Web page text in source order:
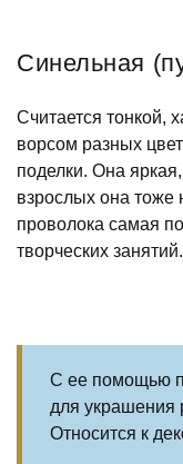
Синельная
Считается тонкой,
ворсом разных
поделки. Она
взрослых она тоже
проволока самая
творческих занятий.
С ее помощью
для украшения
Относится к